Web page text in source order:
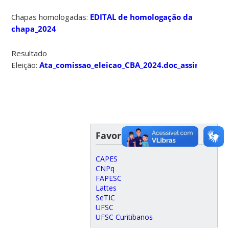
Chapas homologadas: EDITAL de homologação da
chapa_2024
Resultado
Eleição:Ata_comissao_eleicao_CBA_2024.doc_assinado
Favoritos
CAPES
CNPq
FAPESC
Lattes
SeTIC
UFSC
UFSC Curitibanos